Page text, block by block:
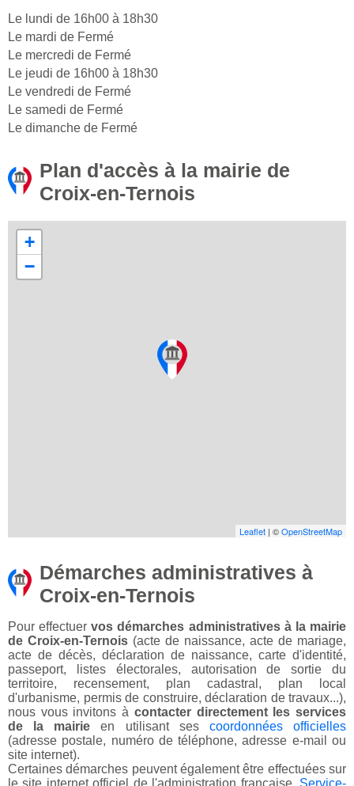
Le lundi de 16h00 à 18h30
Le mardi de Fermé
Le mercredi de Fermé
Le jeudi de 16h00 à 18h30
Le vendredi de Fermé
Le samedi de Fermé
Le dimanche de Fermé
Plan d'accès à la mairie de
Croix-en-Ternois
+
−
Leaflet | ©OpenStreetMap
Démarches administratives à
Croix-en-Ternois
Pour effectuervos démarches administratives à la mairie
de Croix-en-Ternois (acte de naissance, acte de mariage,
acte de décès, déclaration de naissance, carte d'identité,
passeport, listes électorales, autorisation de sortie du
territoire, recensement, plan cadastral, plan local
d'urbanisme, permis de construire, déclaration de travaux...),
nous vous invitons à contacter directement les services
de la mairie en utilisant ses coordonnées officielles
(adresse postale, numéro de téléphone, adresse e-mail ou
site internet).
Certaines démarches peuvent également être effectuées sur
le site internet officiel de l'administration française, Service-